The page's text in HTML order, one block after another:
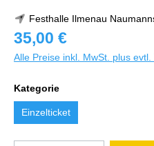
Festhalle Ilmenau
35,00 €
Alle Preise inkl. MwSt. plus
Kategorie
Einzelticket